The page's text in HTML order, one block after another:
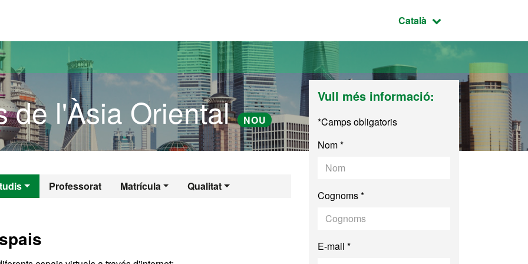
Idioma seleccionat:
Català
de l'Àsia Oriental NOU
Professorat Matrícula Qualitat
de l'Àsia Oriental
Vull més informació:
*Camps obligatoris
Nom *
Cognoms *
E-mail *